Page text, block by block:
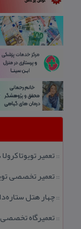
:: تعمیر تویوتا
:: تعمیر تخصصی
::چهار هتل‌ ستاره‌دار
::تعمیرگاه تخصصی رنو داستر